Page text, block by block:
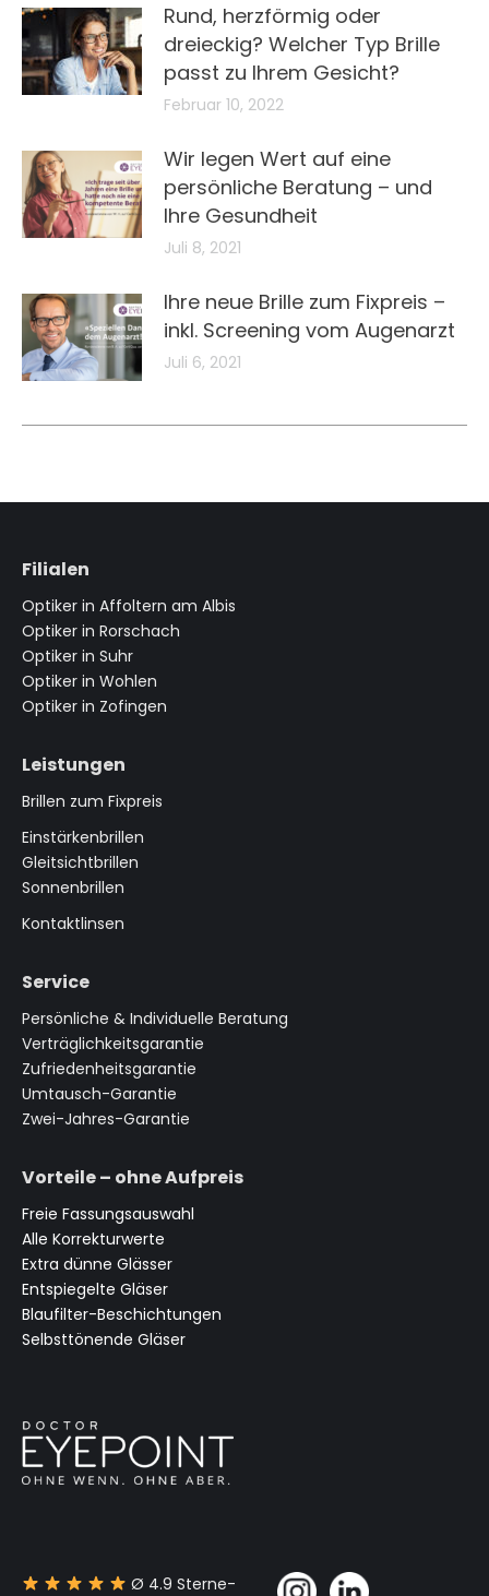
Rund, herzförmig oder
dreieckig? Welcher Typ Brille
passt zu Ihrem Gesicht?
Februar 10, 2022
Wir legen Wert auf eine
persönliche Beratung – und
Ihre Gesundheit
Juli 8, 2021
Ihre neue Brille zum Fixpreis –
inkl. Screening vom Augenarzt
Juli 6, 2021
Filialen
Optiker in Affoltern am Albis
Optiker in Rorschach
Optiker in Suhr
Optiker in Wohlen
Optiker in Zofingen
Leistungen
Brillen zum Fixpreis
Einstärkenbrillen
Gleitsichtbrillen
Sonnenbrillen
Kontaktlinsen
Service
Persönliche & Individuelle Beratung
Verträglichkeitsgarantie
Zufriedenheitsgarantie
Umtausch-Garantie
Zwei-Jahres-Garantie
Vorteile – ohne Aufpreis
Freie Fassungsauswahl
Alle Korrekturwerte
Extra dünne Glässer
Entspiegelte Gläser
Blaufilter-Beschichtungen
Selbsttönende Gläser
Ø 4.9 Sterne-